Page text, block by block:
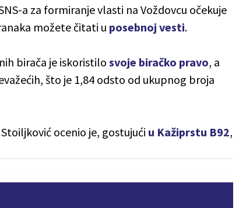
a za formiranje vlasti na Voždovcu očekuje
možete čitati u posebnoj vesti.
birača je iskoristilo svoje biračko pravo, a
što je 1,84 odsto od ukupnog broja
ocenio je, gostujući u Kažiprstu B92,